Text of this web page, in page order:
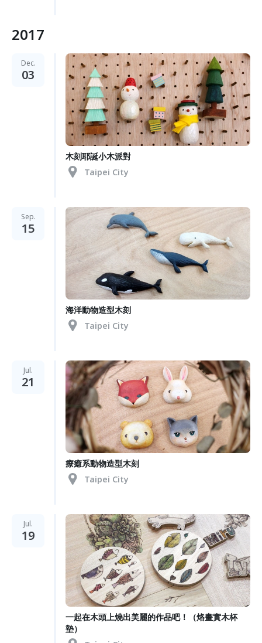
2017
Dec.
03
木刻耶誕小木派對
Taipei City
Sep.
15
海洋動物造型木刻
Taipei City
Jul.
21
療癒系動物造型木刻
Taipei City
Jul.
19
一起在木頭上燒出美麗的作品吧！（烙畫實木杯
墊）